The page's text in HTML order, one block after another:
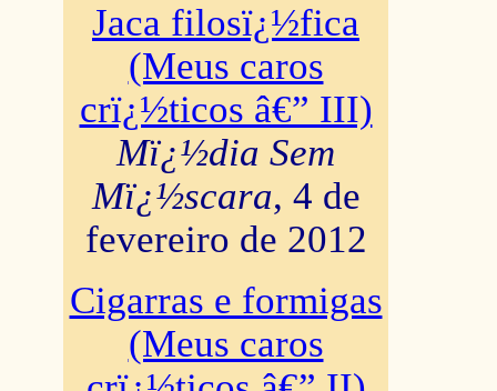
Jaca filosï¿½fica
(Meus caros
crï¿½ticos â€” III)
Mï¿½dia Sem
Mï¿½scara, 4 de
fevereiro de 2012
Cigarras e formigas
(Meus caros